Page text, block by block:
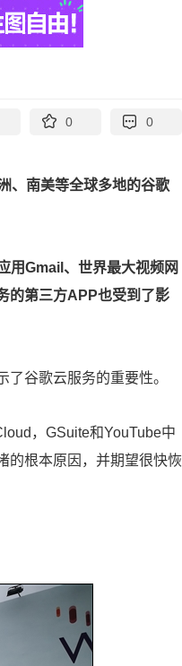
0 0
、南美等全球多地的谷歌
用Gmail、世界最大视频网
的第三方APP也受到了影
谷歌云服务的重要性。
，GSuite和YouTube中
的根本原因，并期望很快恢